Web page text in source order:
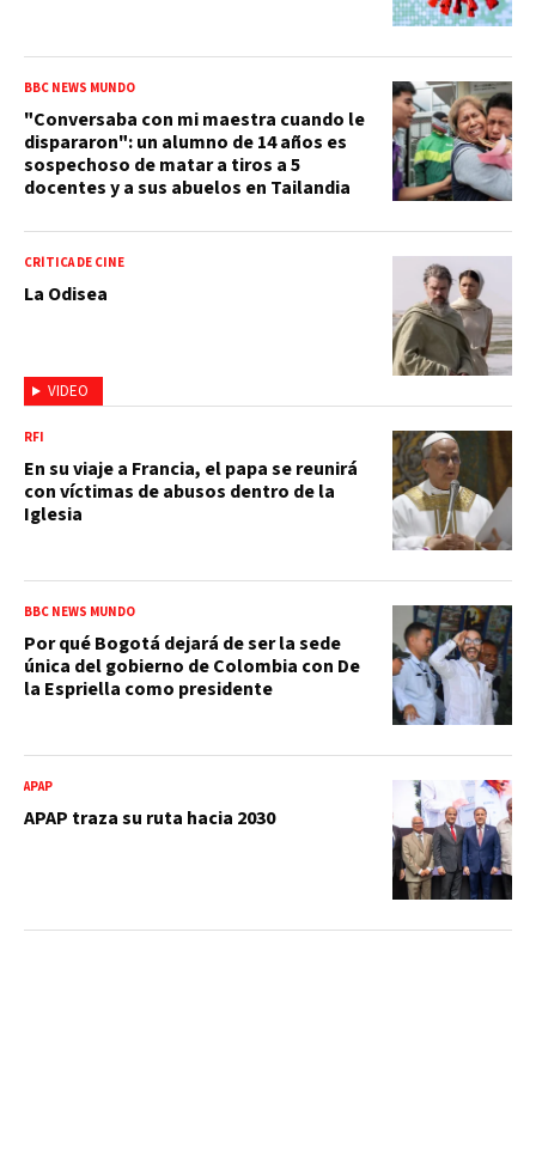
BBC NEWS MUNDO
"Conversaba con mi maestra cuando le
dispararon": un alumno de 14 años es
sospechoso de matar a tiros a 5
docentes y a sus abuelos en Tailandia
VIDEO
CRÍTICA DE CINE
La Odisea
RFI
En su viaje a Francia, el papa se reunirá
con víctimas de abusos dentro de la
Iglesia
BBC NEWS MUNDO
Por qué Bogotá dejará de ser la sede
única del gobierno de Colombia con De
la Espriella como presidente
APAP
APAP traza su ruta hacia 2030